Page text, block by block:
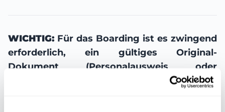
WICHTIG: Für das Boarding ist es zwingend
erforderlich, ein gültiges Original-
Dokument (Personalausweis oder